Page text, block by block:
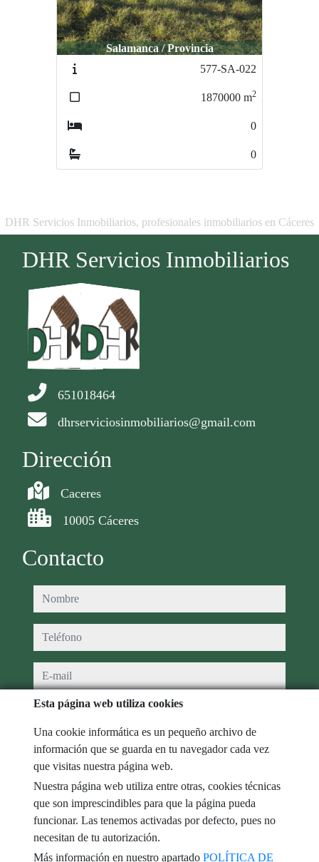
Salamanca / Provincia
577-SA-022
1870000 m2
0
0
DHR Servicios Inmobiliarios, profesionales inmobiliarios en Cáceres
DHR Servicios Inmobiliarios
651018464
dhrserviciosinmobiliarios@gmail.com
Dirección
Caceres
10005 Cáceres
Contacto
nombre
teléfono
e-mail
He leído y acepto las condiciones de uso y
mensaje
Captcha
Esta página web utiliza cookies
Una cookie informática es un pequeño archivo de
información que se guarda en tu navegador cada vez
que visitas nuestra página web.
Nuestra página web utiliza entre otras, cookies técnicas
que son imprescindibles para que la página pueda
funcionar. Las tenemos activadas por defecto, pues no
necesitan de tu autorización.
Más información en nuestro apartado POLÍTICA DE